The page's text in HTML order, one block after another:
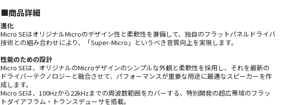
■︎商品詳細
進化
Micro SEはオリジナルMicroのデザイン性と柔軟性を兼備して、独自のフラットパネルドライバ
技術との組み合わせにより、「Super-Micro」というべき音質向上を実現します。
性能のための設計
Micro SEは、オリジナルのMicroデザインのシンプルな外観と柔軟性を採用し、それを最新の
ドライバーテクノロジーと融合させて、パフォーマンスが重要な用途に最適なスピーカーを作
成します。
Micro SEは、100Hzから22kHzまでの周波数範囲をカバーする、特別開発の超広帯域のフラッ
トダイアフラム・トランスデューサを搭載。